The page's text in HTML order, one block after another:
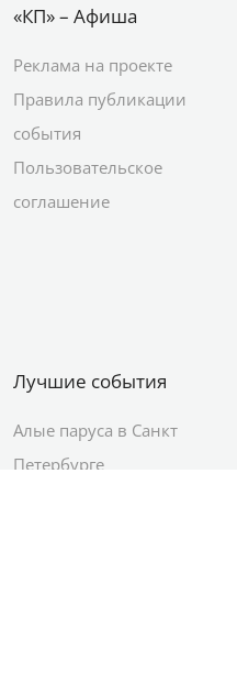
«КП» – Афиша
Реклама на проекте
Правила публикации
события
Пользовательское
соглашение
Лучшие события
Алые паруса в Санкт
Петербурге